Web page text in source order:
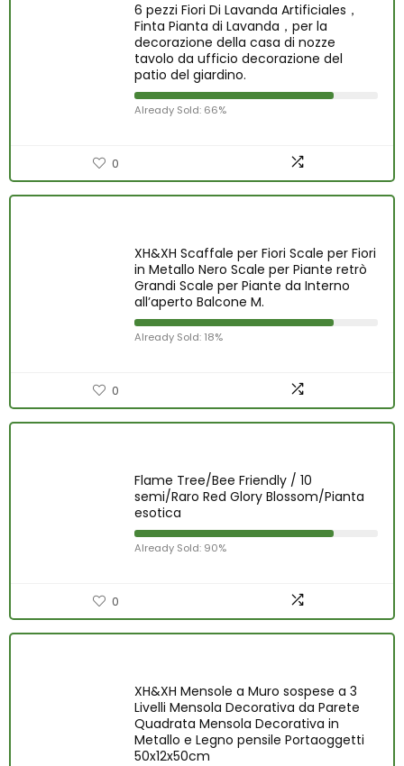
6 pezzi Fiori Di Lavanda Artificiales，
Finta Pianta di Lavanda，per la
decorazione della casa di nozze
tavolo da ufficio decorazione del
patio del giardino.
Already Sold: 66%
0
XH&XH Scaffale per Fiori Scale per Fiori
in Metallo Nero Scale per Piante retrò
Grandi Scale per Piante da Interno
all’aperto Balcone M.
Already Sold: 18%
0
Flame Tree/Bee Friendly / 10
semi/Raro Red Glory Blossom/Pianta
esotica
Already Sold: 90%
0
XH&XH Mensole a Muro sospese a 3
Livelli Mensola Decorativa da Parete
Quadrata Mensola Decorativa in
Metallo e Legno pensile Portaoggetti
50x12x50cm